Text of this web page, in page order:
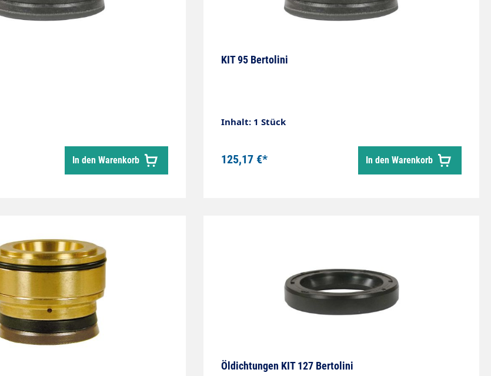
In den Warenkorb
KIT 95 Bertolini
Inhalt: 1 Stück
125,17 €* In den Warenkorb
Öldichtungen KIT 127 Bertolini